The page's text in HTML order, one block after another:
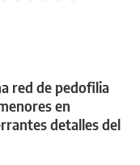
red de pedofilia
en
detalles del